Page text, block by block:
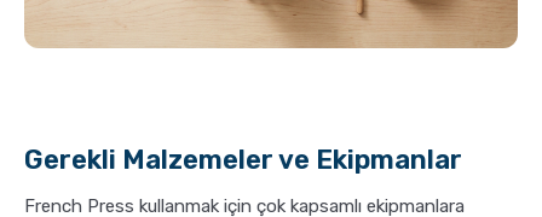
Gerekli Malzemeler ve Ekipmanlar
French Press kullanmak için çok kapsamlı ekipmanlara